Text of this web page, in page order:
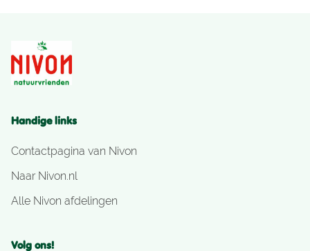
Handige links
Contactpagina van Nivon
Naar Nivon.nl
Alle Nivon afdelingen
Volg ons!